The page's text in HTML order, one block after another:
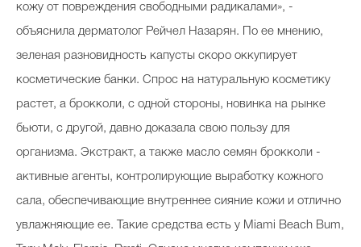
кожу от повреждения свободными радикалами», -
объяснила дерматолог Рейчел Назарян. По ее мнению,
зеленая разновидность капусты скоро оккупирует
косметические банки. Спрос на натуральную косметику
растет, а брокколи, с одной стороны, новинка на рынке
бьюти, с другой, давно доказала свою пользу для
организма. Экстракт, а также масло семян брокколи -
активные агенты, контролирующие выработку кожного
сала, обеспечивающие внутреннее сияние кожи и отлично
увлажняющие ее. Такие средства есть у Miami Beach Bum,